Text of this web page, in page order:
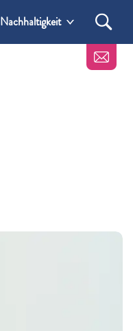
Nachhaltigkeit